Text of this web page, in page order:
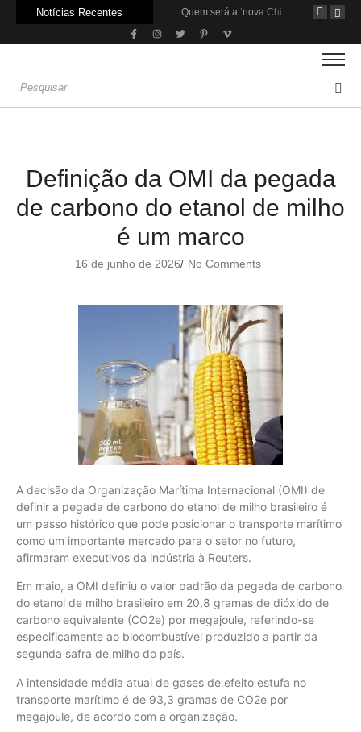
Notícias Recentes Quem será a ‘nova China’ do agro quando o apetite de Pequim acabar?
Definição da OMI da pegada
de carbono do etanol de milho
é um marco
16 de junho de 2026/ No Comments
A decisão da Organização Marítima Internacional (OMI) de
definir a pegada de carbono do etanol de milho brasileiro é
um passo histórico que pode posicionar o transporte marítimo
como um importante mercado para o setor no futuro,
afirmaram executivos da indústria à Reuters.
Em maio, a OMI definiu o valor padrão da pegada de carbono
do etanol de milho brasileiro em 20,8 gramas de dióxido de
carbono equivalente (CO2e) por megajoule, referindo-se
especificamente ao biocombustível produzido a partir da
segunda safra de milho do país.
A intensidade média atual de gases de efeito estufa no
transporte marítimo é de 93,3 gramas de CO2e por
megajoule, de acordo com a organização.